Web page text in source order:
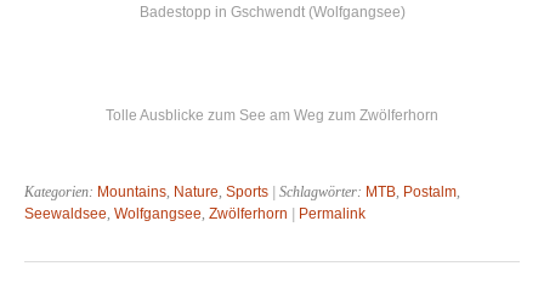
Badestopp in Gschwendt (Wolfgangsee)
Tolle Ausblicke zum See am Weg zum Zwölferhorn
Kategorien: Mountains, Nature, Sports | Schlagwörter: MTB, Postalm,
Seewaldsee, Wolfgangsee, Zwölferhorn Permalink